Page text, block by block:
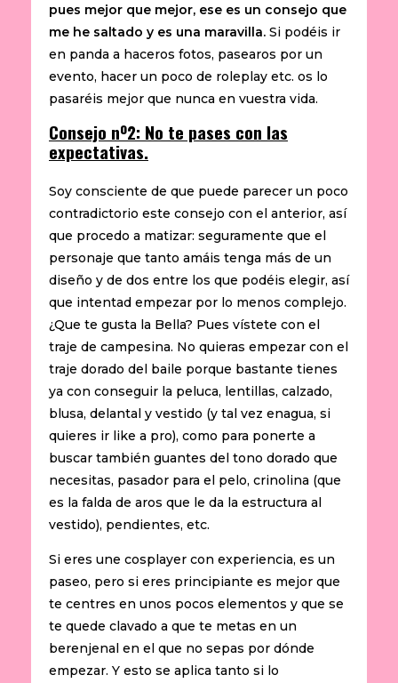
pues mejor que mejor, ese es un consejo que
me he saltado y es una maravilla. Si podéis ir
en panda a haceros fotos, pasearos por un
evento, hacer un poco de roleplay etc. os lo
pasaréis mejor que nunca en vuestra vida.
Consejo nº2: No te pases con las
expectativas.
Soy consciente de que puede parecer un poco
contradictorio este consejo con el anterior, así
que procedo a matizar: seguramente que el
personaje que tanto amáis tenga más de un
diseño y de dos entre los que podéis elegir, así
que intentad empezar por lo menos complejo.
¿Que te gusta la Bella? Pues vístete con el
traje de campesina. No quieras empezar con el
traje dorado del baile porque bastante tienes
ya con conseguir la peluca, lentillas, calzado,
blusa, delantal y vestido (y tal vez enagua, si
quieres ir like a pro), como para ponerte a
buscar también guantes del tono dorado que
necesitas, pasador para el pelo, crinolina (que
es la falda de aros que le da la estructura al
vestido), pendientes, etc.
Si eres une cosplayer con experiencia, es un
paseo, pero si eres principiante es mejor que
te centres en unos pocos elementos y que se
te quede clavado a que te metas en un
berenjenal en el que no sepas por dónde
empezar. Y esto se aplica tanto si lo